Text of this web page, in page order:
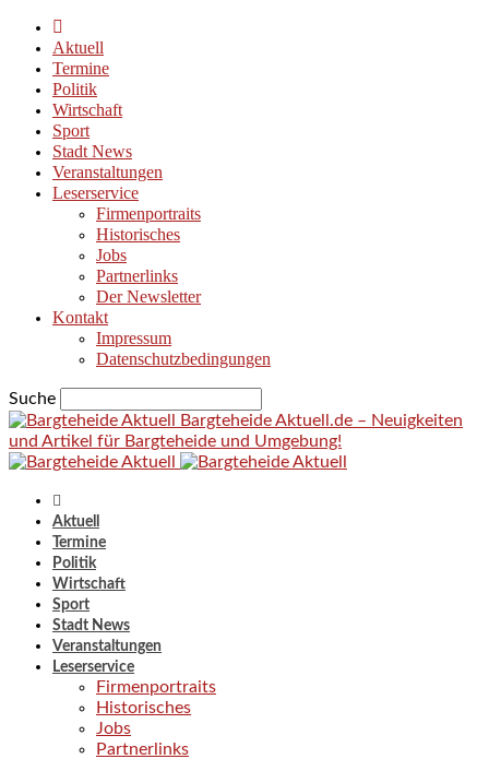
Aktuell
Termine
Politik
Wirtschaft
Sport
Stadt News
Veranstaltungen
Leserservice
Firmenportraits
Historisches
Jobs
Partnerlinks
Der Newsletter
Kontakt
Impressum
Datenschutzbedingungen
Suche
Bargteheide Aktuell.de – Neuigkeiten
und Artikel für Bargteheide und Umgebung!
Aktuell
Termine
Politik
Wirtschaft
Sport
Stadt News
Veranstaltungen
Leserservice
Firmenportraits
Historisches
Jobs
Partnerlinks